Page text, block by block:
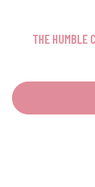
THE HUMBLE